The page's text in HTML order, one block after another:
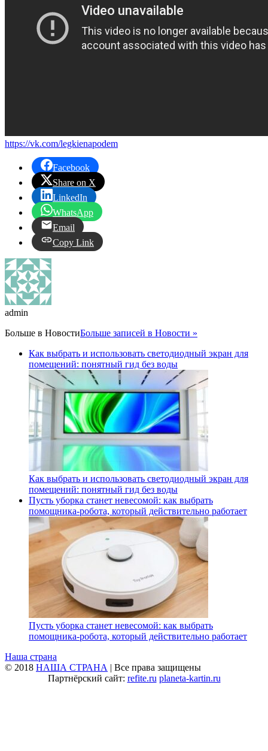
https://vk.com/legkienapodem
Facebook
Share on X
LinkedIn
WhatsApp
Email
Copy Link
admin
Больше в НовостиБольше записей в Новости »
Как выбрать и использовать светодиодный экран для
помещений: понятный гид без воды
Как выбрать и использовать светодиодный экран для
помещений: понятный гид без воды
Пусть уборка станет невесомой: как выбрать
помощника‑робота, который действительно работает
Пусть уборка станет невесомой: как выбрать
помощника‑робота, который действительно работает
Наша страна
© 2018 НАША СТРАНА | Все права защищены
Партнёрский сайт: refite.ru planeta-kartin.ru